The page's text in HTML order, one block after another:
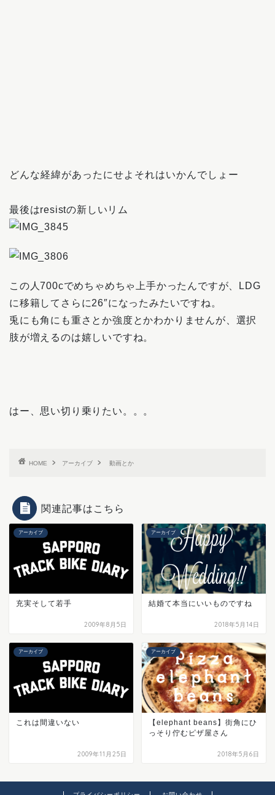
どんな経緯があったにせよそれはいかんでしょー
最後はresistの新しいリム
この人700cでめちゃめちゃ上手かったんですが、LDG
に移籍してさらに26″になったみたいですね。
兎にも角にも重さとか強度とかわかりませんが、選択
肢が増えるのは嬉しいですね。
はー、思い切り乗りたい。。。
HOME アーカイブ 動画とか
関連記事はこちら
アーカイブ
充実そして若手
2009年8月5日
アーカイブ
結婚て本当にいいものですね
2018年5月14日
アーカイブ
これは間違いない
2009年11月25日
アーカイブ
【elephant beans】街角にひ
っそり佇むピザ屋さん
2018年5月6日